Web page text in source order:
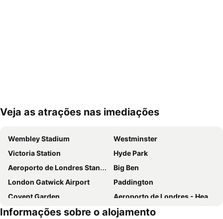
Ampliar mapa
Veja as atrações nas imediações
Wembley Stadium
Westminster
Victoria Station
Hyde Park
Aeroporto de Londres Stansted
Big Ben
London Gatwick Airport
Paddington
Covent Garden
Aeroporto de Londres - Heathrow
Liverpool Street Station
Soho
Informações sobre o alojamento